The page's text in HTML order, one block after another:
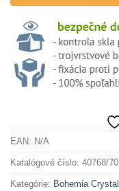
EAN: N/A
Katalógové číslo: 40768/70
Kategórie: Bohemia Crystal